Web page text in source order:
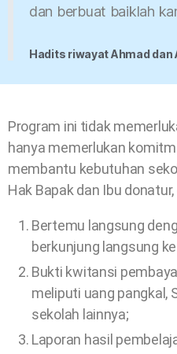
dan berbuat baiklah
Hadits riwayat Ahmad dan
Program ini tidak
hanya memerlukan
membantu kebutuhan
Hak Bapak dan Ibu donatur,
Bertemu langsung
berkunjung langsung
Bukti kwitansi
meliputi uang pangkal,
sekolah lainnya;
Laporan hasil